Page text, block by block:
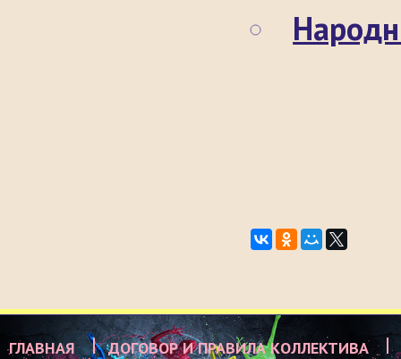
ГЛАВНАЯ ДОГОВОР И ПРАВИЛА КОЛЛЕКТИВА